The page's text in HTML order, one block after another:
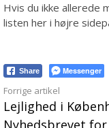
Hvis du ikke allerede
listen her i højre
Share Messenger
Læs
videre
Forrige artikel
Lejlighed i
Nyhedsbrevet